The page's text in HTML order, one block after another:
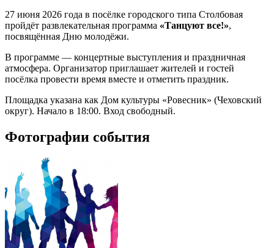
27 июня 2026 года в посёлке городского типа Столбовая
пройдёт развлекательная программа «Танцуют все!»,
посвящённая Дню молодёжи.
В программе — концертные выступления и праздничная
атмосфера. Организатор приглашает жителей и гостей
посёлка провести время вместе и отметить праздник.
Площадка указана как Дом культуры «Ровесник» (Чеховский
округ). Начало в 18:00. Вход свободный.
Фотографии события